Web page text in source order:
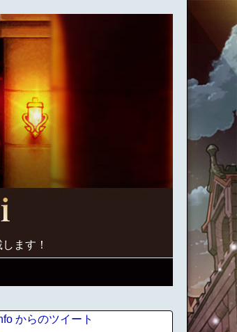
ます！
からのツイート